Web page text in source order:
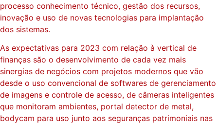
processo conhecimento técnico, gestão dos recursos,
inovação e uso de novas tecnologias para implantação
dos sistemas.
As expectativas para 2023 com relação à vertical de
finanças são o desenvolvimento de cada vez mais
sinergias de negócios com projetos modernos que vão
desde o uso convencional de softwares de gerenciamento
de imagens e controle de acesso, de câmeras inteligentes
que monitoram ambientes, portal detector de metal,
bodycam para uso junto aos seguranças patrimoniais nas